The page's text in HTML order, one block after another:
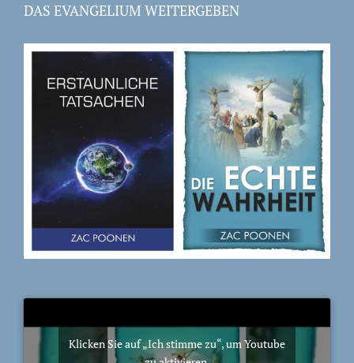
DAS EVANGELIUM WEITERGEBEN
Klicken Sie auf „Ich stimme zu“, um Youtube